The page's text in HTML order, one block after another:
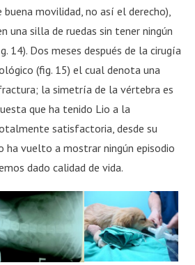
movilidad, no así el derecho),
una silla de ruedas sin tener ningún
14). Dos meses después de la cirugía
(fig. 15) el cual denota una
la simetría de la vértebra es
que ha tenido Lio a la
satisfactoria, desde su
ha vuelto a mostrar ningún episodio
dado calidad de vida.